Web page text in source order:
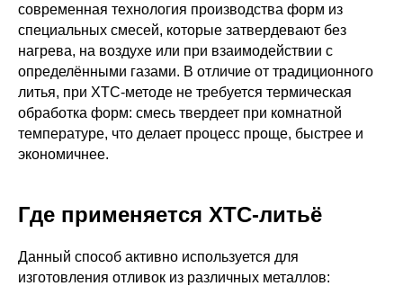
современная технология производства форм из
специальных смесей, которые затвердевают без
нагрева, на воздухе или при взаимодействии с
определёнными газами. В отличие от традиционного
литья, при ХТС-методе не требуется термическая
обработка форм: смесь твердеет при комнатной
температуре, что делает процесс проще, быстрее и
экономичнее.
Где применяется ХТС-литьё
Данный способ активно используется для
изготовления отливок из различных металлов: